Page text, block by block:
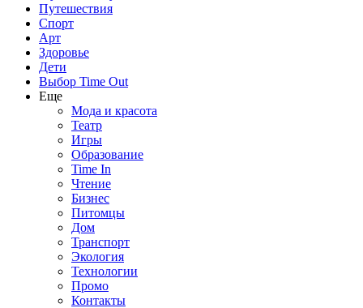
Путешествия
Спорт
Арт
Здоровье
Дети
Выбор Time Out
Еще
Мода и красота
Театр
Игры
Образование
Time In
Чтение
Бизнес
Питомцы
Дом
Транспорт
Экология
Технологии
Промо
Контакты